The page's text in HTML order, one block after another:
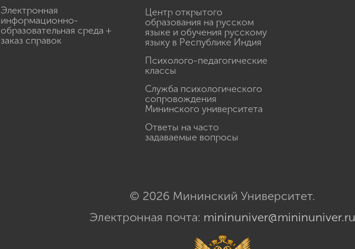
Электронная
информационно-
образовательная среда +
заказ справок
Центр открытого
образования на русском
языке и обучения русскому
языку в Республике Индия
Психолого-педагогические
классы
Служба психологического
сопровождения
Мининского университета
Ответы на часто
задаваемые вопросы
© 2026 Мининский Университет.
Электронная почта: mininuniver@mininuniver.ru